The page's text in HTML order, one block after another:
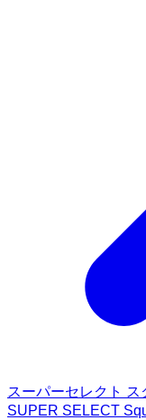
スーパーセレクト
SUPER SELECT